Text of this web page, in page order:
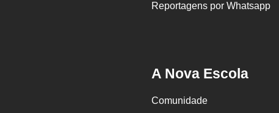
Reportagens por Whatsapp
A Nova Escola
Comunidade